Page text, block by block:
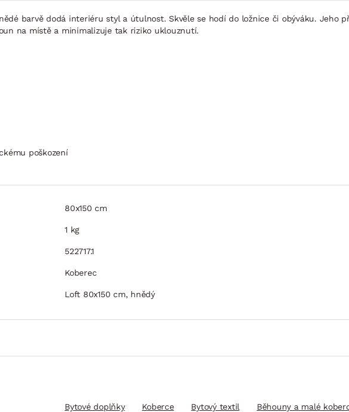
barvě dodá interiéru styl a útulnost. Skvěle se hodí do ložnice či obýváku.
na místě a minimalizuje tak riziko uklouznutí.
poškození
80x150cm
1 kg
522717.1
Koberec
Loft 80x150 cm, hnědý
Bytové doplňky Koberce Bytový textil Běhouny a malé